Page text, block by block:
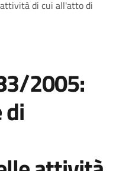
di cui all'atto di
2005: